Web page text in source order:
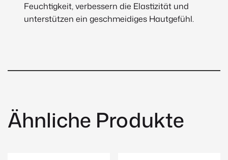
Feuchtigkeit, verbessern die Elastizität und
unterstützen ein geschmeidiges Hautgefühl.
Ähnliche Produkte